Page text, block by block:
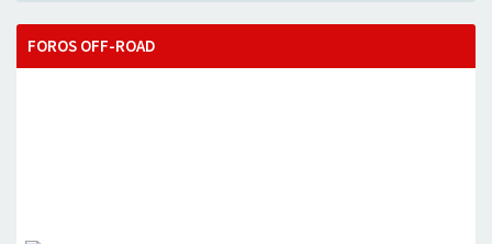
FOROS OFF-ROAD